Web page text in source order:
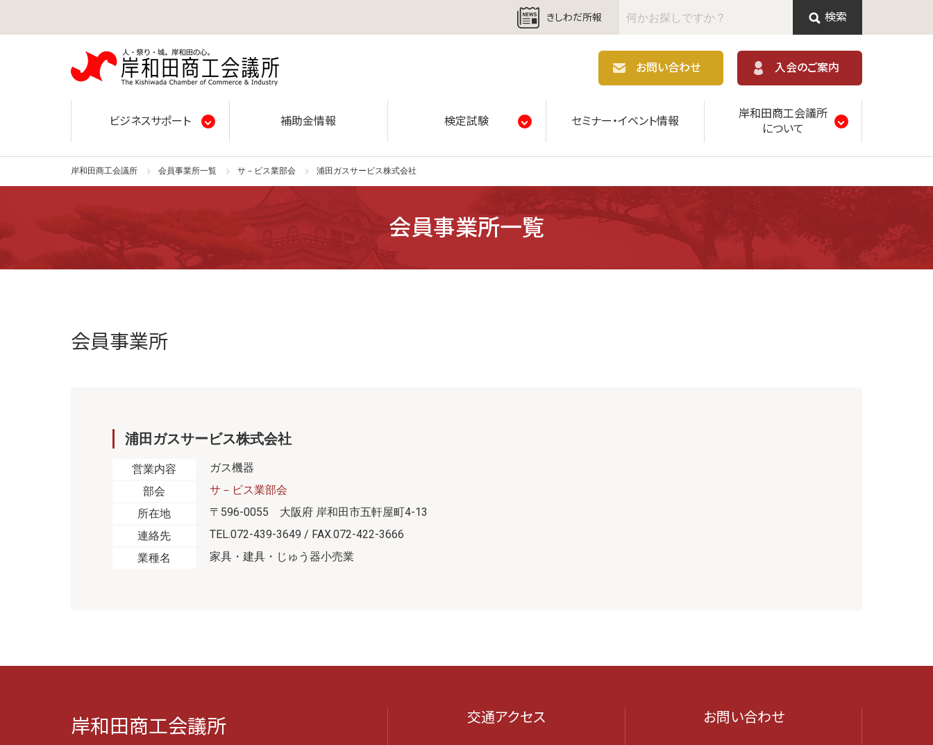
きしわだ所報 検索
お問い合わせ
入会のご案内
ビジネスサポート 補助金情報 検定試験 セミナー・イベント情報
岸和田商工会議所
について
岸和田商工会議所 会員事業所一覧 サ－ビス業部会 浦田ガスサービス株式会社
会員事業所一覧
会員事業所
浦田ガスサービス株式会社
営業内容
ガス機器
部会
サ－ビス業部会
所在地
〒596-0055 大阪府 岸和田市五軒屋町4-13
連絡先
TEL.072-439-3649 / FAX.072-422-3666
業種名
家具・建具・じゅう器小売業
岸和田商工会議所 交通アクセス お問い合わせ